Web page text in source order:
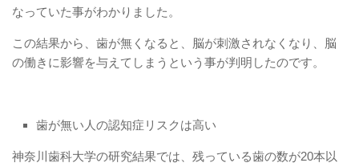
なっていた事がわかりました。
この結果から、歯が無くなると、脳が刺激されなくなり、脳
の働きに影響を与えてしまうという事が判明したのです。
歯が無い人の認知症リスクは高い
神奈川歯科大学の研究結果では、残っている歯の数が20本以